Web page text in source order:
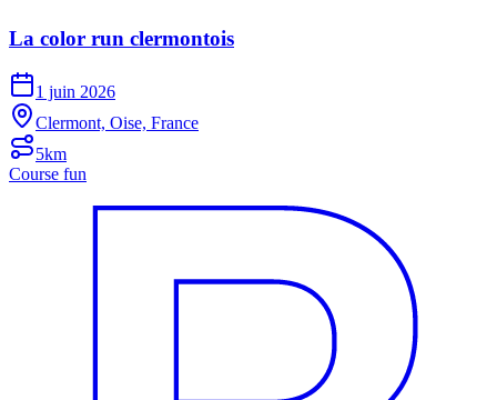
La color run clermontois
1 juin 2026
Clermont, Oise, France
5km
Course fun